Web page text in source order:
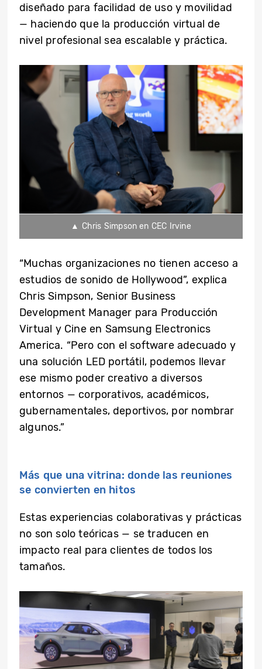
diseñado para facilidad de uso y movilidad
— haciendo que la producción virtual de
nivel profesional sea escalable y práctica.
▲ Chris Simpson en CEC Irvine
“Muchas organizaciones no tienen acceso a
estudios de sonido de Hollywood”, explica
Chris Simpson, Senior Business
Development Manager para Producción
Virtual y Cine en Samsung Electronics
America. “Pero con el software adecuado y
una solución LED portátil, podemos llevar
ese mismo poder creativo a diversos
entornos — corporativos, académicos,
gubernamentales, deportivos, por nombrar
algunos.”
Más que una vitrina: donde las reuniones
se convierten en hitos
Estas experiencias colaborativas y prácticas
no son solo teóricas — se traducen en
impacto real para clientes de todos los
tamaños.